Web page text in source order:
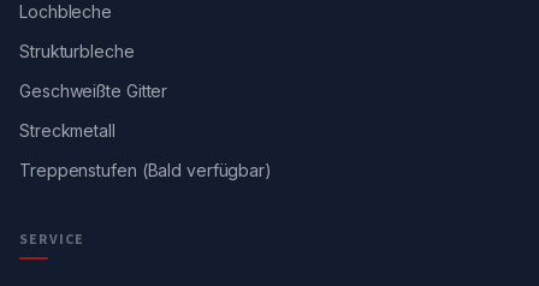
Lochbleche
Strukturbleche
Geschweißte Gitter
Streckmetall
Treppenstufen (Bald verfügbar)
SERVICE